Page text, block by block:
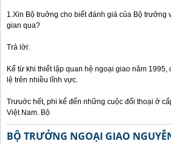
1.Xin Bộ truởng cho biết đánh giá của Bộ
gian qua?
Trả lời:
Kể từ khi thiết lập quan hệ ngoại giao năm
lệ trên nhiều lĩnh vực.
Trưuớc hết, phi kể đến những cuộc đối thoại ở
Việt Nam. Bộ
BỘ TRƯỞNG NGOẠI GIAO